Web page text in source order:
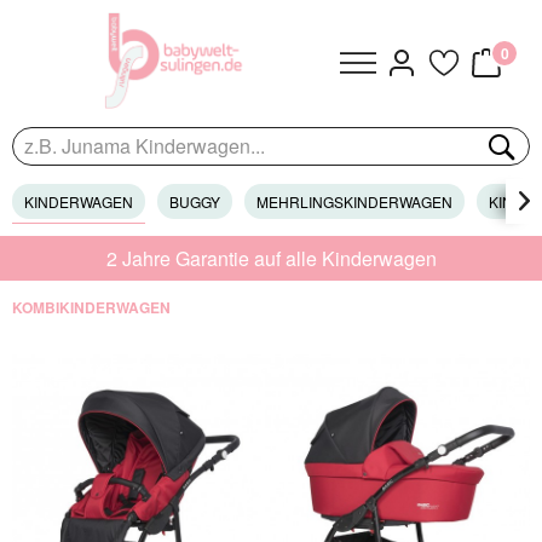
0
KINDERWAGEN BUGGY MEHRLINGSKINDERWAGEN 
2 Jahre Garantie auf alle Kinderwagen
KOMBIKINDERWAGEN